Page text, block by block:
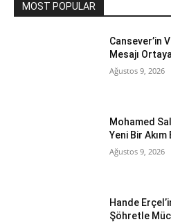
MOST POPULAR
Cansever’in
Mesajı
Ağustos 9, 2026
Mohamed
Yeni Bir
Ağustos 9, 2026
Hande
Şöhretle